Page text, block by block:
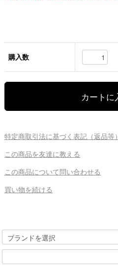
購入数
特定商取引法に基づく表記（返品等）
この商品を友達に教える
この商品について問い合わせる
買い物を続ける